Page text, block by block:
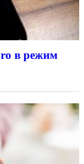
в режим